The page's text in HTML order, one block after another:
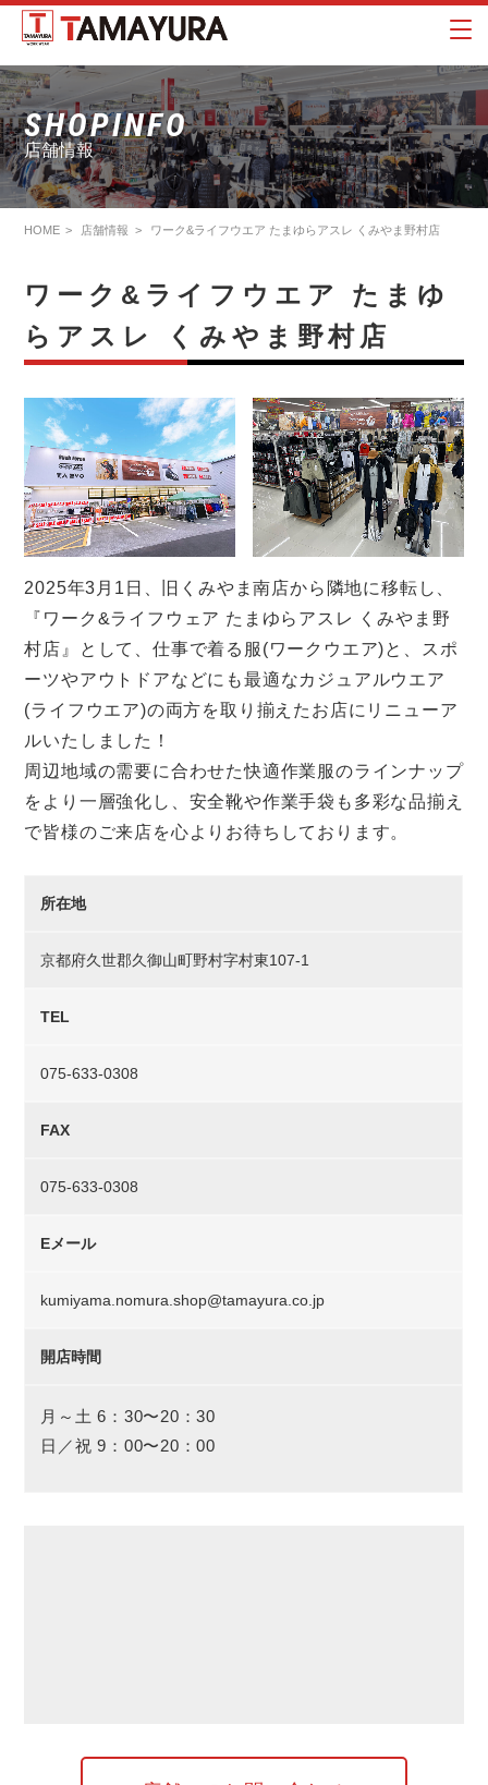
SHOPINFO
店舗情報
HOME 店舗情報 ワーク&ライフウエア たまゆらアスレ くみやま野村店
ワーク&ライフウエア たまゆ
らアスレ くみやま野村店
2025年3月1日、旧くみやま南店から隣地に移転し、
『ワーク&ライフウェア たまゆらアスレ くみやま野
村店』として、仕事で着る服(ワークウエア)と、スポ
ーツやアウトドアなどにも最適なカジュアルウエア
(ライフウエア)の両方を取り揃えたお店にリニューア
ルいたしました！
周辺地域の需要に合わせた快適作業服のラインナップ
をより一層強化し、安全靴や作業手袋も多彩な品揃え
で皆様のご来店を心よりお待ちしております。
所在地
京都府久世郡久御山町野村字村東107-1
TEL
075-633-0308
FAX
075-633-0308
Eメール
kumiyama.nomura.shop@tamayura.co.jp
開店時間
月～土 6：30〜20：30
日／祝 9：00〜20：00